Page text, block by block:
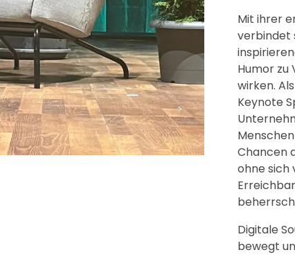
Mit ihrer
verbindet
Humor zu
wirken.
Keynote
Chancen
ohne
Digitale
bewegt